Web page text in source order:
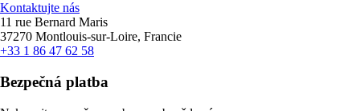
Kontaktujte nás
11 rue Bernard Maris
37270 Montlouis-sur-Loire, Francie
+33 1 86 47 62 58
Bezpečná platba